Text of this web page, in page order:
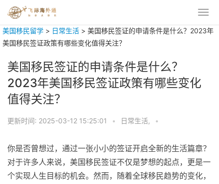
美国移民留学 > 日常生活 > 美国移民签证的申请条件是什么？2023年
美国移民签证政策有哪些变化值得关注？
美国移民签证的申请条件是什么？
2023年美国移民签证政策有哪些变化
值得关注？
更新时间: 2025-03-12 15:25:01 • 日常生活, •
你是否曾想过，通过一张小小的签证开启全新的生活篇章？
对于许多人来说，美国移民签证不仅是梦想的起点，更是一
个实现人生目标的机会。然而，随着全球移民趋势的变化，